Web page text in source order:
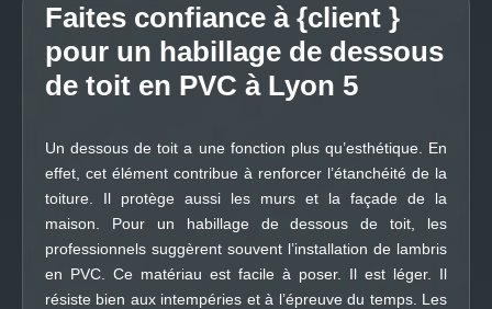
Faites confiance à {client }
pour un habillage de dessous
de toit en PVC à Lyon 5
Un dessous de toit a une fonction plus qu’esthétique. En
effet, cet élément contribue à renforcer l’étanchéité de la
toiture. Il protège aussi les murs et la façade de la
maison. Pour un habillage de dessous de toit, les
professionnels suggèrent souvent l’installation de lambris
en PVC. Ce matériau est facile à poser. Il est léger. Il
résiste bien aux intempéries et à l’épreuve du temps. Les